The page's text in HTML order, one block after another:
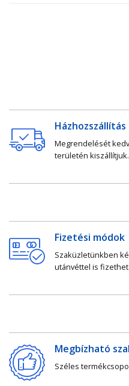
Házhozszállítás
Megrendelését
területén
Fizetési módok
Szaküzletünkben
utánvéttel
Megbízható
Széles